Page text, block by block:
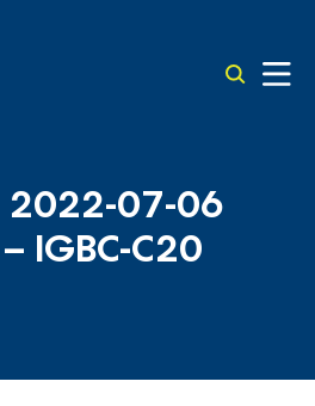
2022-07-06
IGBC-C20